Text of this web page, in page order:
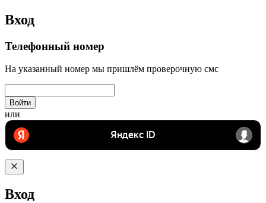
Вход
Телефонный номер
На указанный номер мы пришлём проверочную смс
Войти
или
Вход